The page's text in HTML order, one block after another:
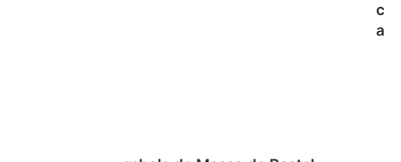
c
a